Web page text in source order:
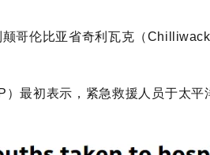
颠哥伦比亚省奇利瓦克（
）最初表示，紧急救援人员于太